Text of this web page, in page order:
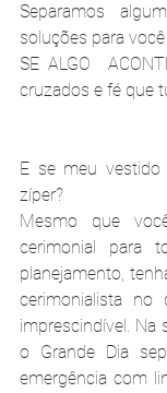
Separamos
soluções para
SE ALGO
cruzados e fé que
E se meu
zíper?
Mesmo que
cerimonial para
planejamento,
cerimonialista
imprescindível. Na
o Grande Dia
emergência com